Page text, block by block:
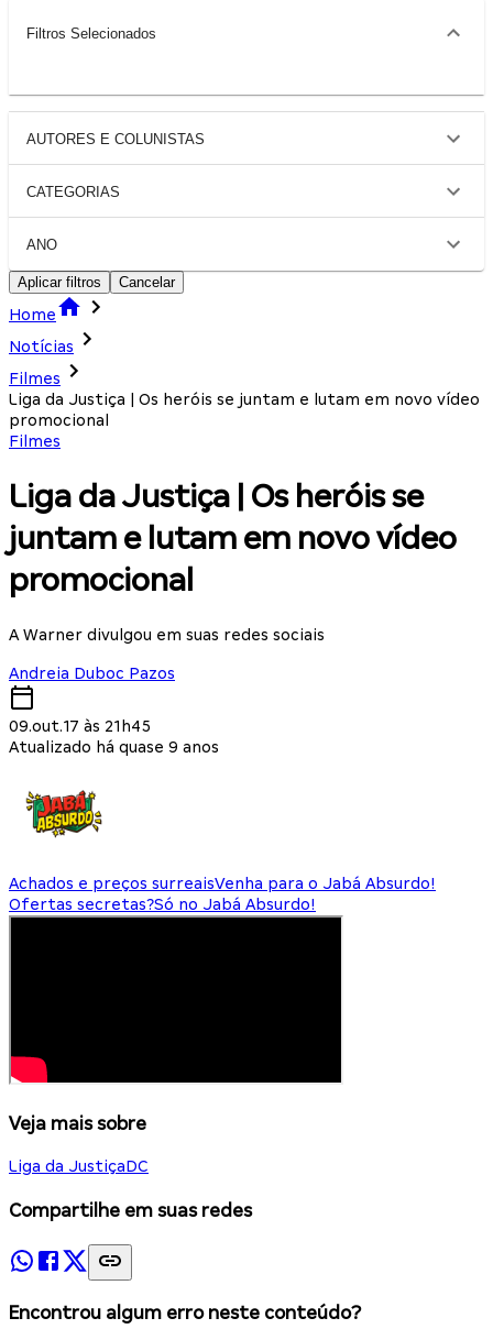
Filtros Selecionados
AUTORES E COLUNISTAS
CATEGORIAS
ANO
Aplicar filtros Cancelar
Home
Notícias
Filmes
Liga da Justiça | Os heróis se juntam e lutam em novo vídeo
promocional
Filmes
Liga da Justiça | Os heróis se
juntam e lutam em novo vídeo
promocional
A Warner divulgou em suas redes sociais
Andreia Duboc Pazos
09.out.17 às 21h45
Atualizado há quase 9 anos
Achados e preços surreaisVenha para o Jabá Absurdo!
Ofertas secretas?Só no Jabá Absurdo!
Veja mais sobre
Liga da JustiçaDC
Compartilhe em suas redes
Encontrou algum erro neste conteúdo?